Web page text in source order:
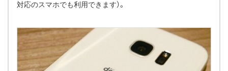
対応のスマホでも利用できます）。